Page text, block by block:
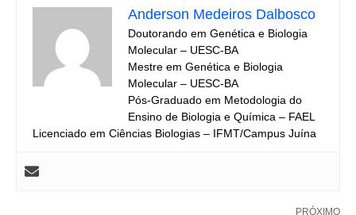
Anderson Medeiros Dalbosco
Doutorando em Genética e Biologia
Molecular – UESC-BA
Mestre em Genética e Biologia
Molecular – UESC-BA
Pós-Graduado em Metodologia do
Ensino de Biologia e Química – FAEL
Licenciado em Ciências Biologias – IFMT/Campus Juína
PRÓXIMO